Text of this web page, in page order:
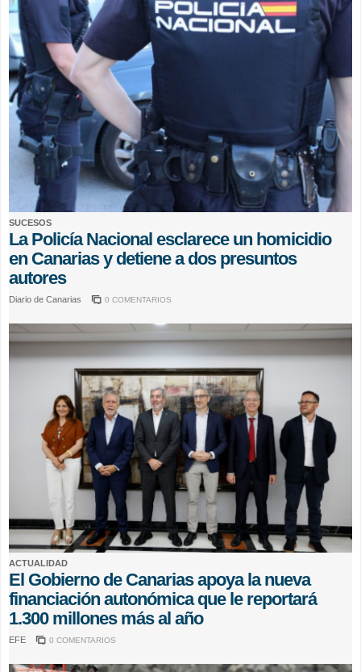
SUCESOS
La Policía Nacional esclarece un homicidio
en Canarias y detiene a dos presuntos
autores
Diario de Canarias 0 COMENTARIOS
ACTUALIDAD
El Gobierno de Canarias apoya la nueva
financiación autonómica que le reportará
1.300 millones más al año
EFE 0 COMENTARIOS